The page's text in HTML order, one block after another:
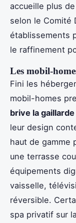
accueille plus
selon le Comité
établissements
le raffinement
Les mobil-
Fini les
mobil-homes
brive la gaillarde
leur design
haut de gamme
une terrasse
équipements
vaisselle,
réversible.
spa privatif sur